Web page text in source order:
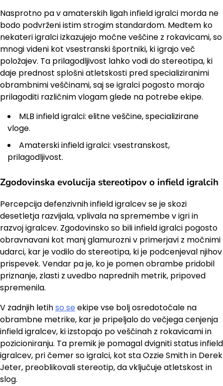
Nasprotno pa v amaterskih ligah infield igralci morda ne
bodo podvrženi istim strogim standardom. Medtem ko
nekateri igralci izkazujejo močne veščine z rokavicami, so
mnogi videni kot vsestranski športniki, ki igrajo več
položajev. Ta prilagodljivost lahko vodi do stereotipa, ki
daje prednost splošni atletskosti pred specializiranimi
obrambnimi veščinami, saj se igralci pogosto morajo
prilagoditi različnim vlogam glede na potrebe ekipe.
MLB infield igralci: elitne veščine, specializirane
vloge.
Amaterski infield igralci: vsestranskost,
prilagodljivost.
Zgodovinska evolucija stereotipov o infield igralcih
Percepcija defenzivnih infield igralcev se je skozi
desetletja razvijala, vplivala na spremembe v igri in
razvoj igralcev. Zgodovinsko so bili infield igralci pogosto
obravnavani kot manj glamurozni v primerjavi z močnimi
udarci, kar je vodilo do stereotipa, ki je podcenjeval njihov
prispevek. Vendar pa je, ko je pomen obrambe pridobil
priznanje, zlasti z uvedbo naprednih metrik, pripoved
spremenila.
V zadnjih letihso se ekipe vse bolj osredotočale na
obrambne metrike, kar je pripeljalo do večjega cenjenja
infield igralcev, ki izstopajo po veščinah z rokavicami in
pozicioniranju. Ta premik je pomagal dvigniti status infield
igralcev, pri čemer so igralci, kot sta Ozzie Smith in Derek
Jeter, preoblikovali stereotip, da vključuje atletskost in
slog.